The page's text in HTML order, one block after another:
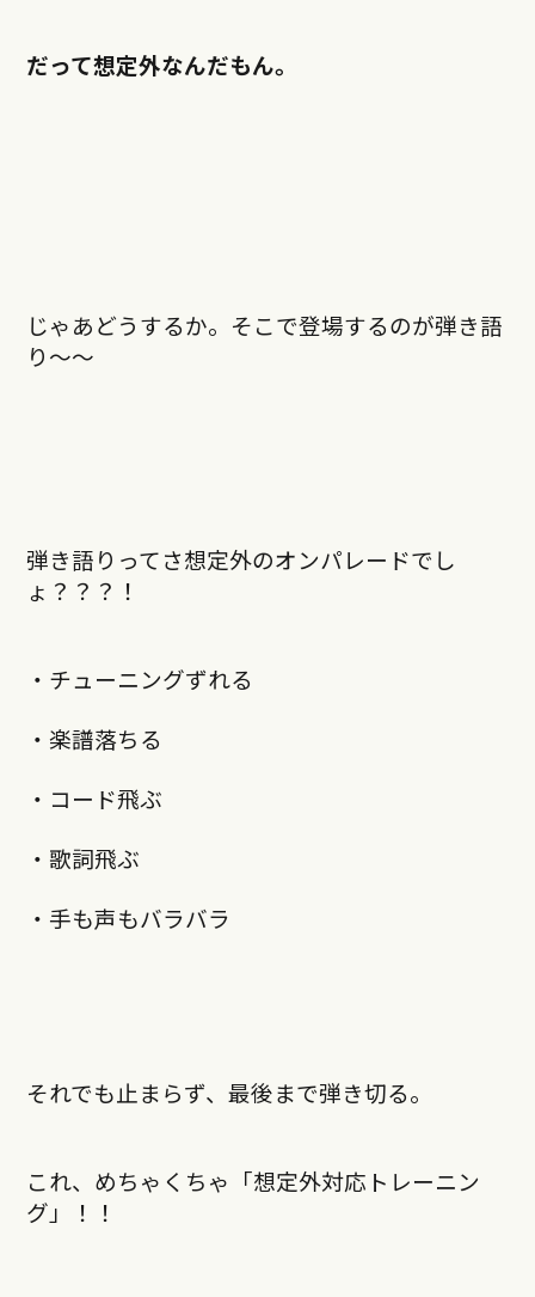
だって想定外なんだもん。
じゃあどうするか。そこで登場するのが弾き語
り〜〜
弾き語りってさ想定外のオンパレードでし
ょ？？？！
・チューニングずれる
・楽譜落ちる
・コード飛ぶ
・歌詞飛ぶ
・手も声もバラバラ
それでも止まらず、最後まで弾き切る。
これ、めちゃくちゃ「想定外対応トレーニン
グ」！！